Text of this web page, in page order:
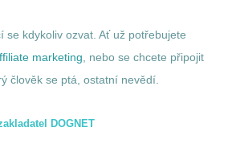
se kdykoliv ozvat. Ať už potřebujete
marketing , nebo se chcete připojit
člověk se ptá, ostatní nevědí.
DOGNET